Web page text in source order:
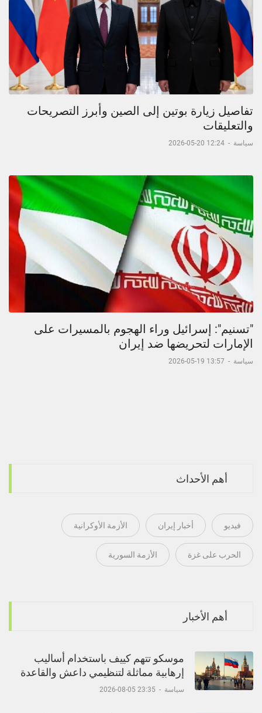
تفاصيل زيارة بوتين إلى الصين وأبرز التصريحات
والتعليقات
سياسة -
12:24 20-05-2026
"تسنيم": إسرائيل وراء الهجوم بالمسيرات على
الإمارات لتحريضها ضد إيران
سياسة -
13:57 19-05-2026
أهم الأحداث
فيديو أخبار إيران الأزمة الأوكرانية
الحرب على غزة الأزمة السورية
أهم الأخبار
موسكو تتهم كييف باستخدام أساليب
إرهابية مماثلة لتنظيمي داعش والقاعدة
سياسة -
23:35 05-08-2026